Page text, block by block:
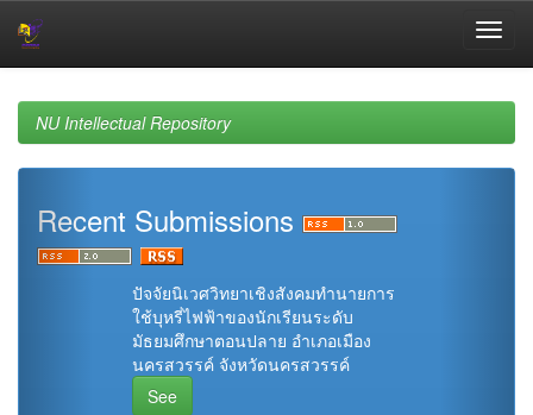
navigationNU Intellectual Repository
Recent Submissions
ปัจจัยนิเวศวิทยาเชิงสังคมทำนายการ
ใช้บุหรี่ไฟฟ้าของนักเรียนระดับ
มัธยมศึกษาตอนปลาย อำเภอเมือง
นครสวรรค์ จังหวัดนครสวรรค์
See